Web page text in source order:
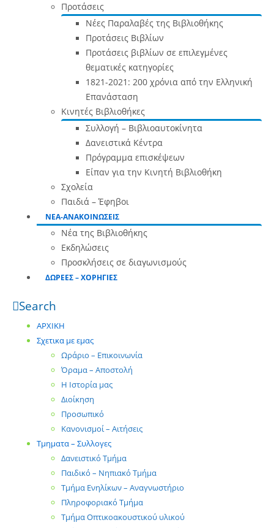
Προτάσεις
Νέες Παραλαβές της Βιβλιοθήκης
Προτάσεις Βιβλίων
Προτάσεις βιβλίων σε επιλεγμένες
θεματικές κατηγορίες
1821-2021: 200 χρόνια από την Ελληνική
Επανάσταση
Κινητές Βιβλιοθήκες
Συλλογή – Βιβλιοαυτοκίνητα
Δανειστικά Κέντρα
Πρόγραμμα επισκέψεων
Είπαν για την Κινητή Βιβλιοθήκη
Σχολεία
Παιδιά – Έφηβοι
ΝΕΑ-ΑΝΑΚΟΙΝΩΣΕΙΣ
Νέα της Βιβλιοθήκης
Εκδηλώσεις
Προσκλήσεις σε διαγωνισμούς
ΔΩΡΕΕΣ – ΧΟΡΗΓΙΕΣ
Search
ΑΡΧΙΚΗ
Σχετικα με εμας
Ωράριο – Επικοινωνία
Όραμα – Αποστολή
Η Ιστορία μας
Διοίκηση
Προσωπικό
Κανονισμοί – Αιτήσεις
Τμηματα – Συλλογες
Δανειστικό Τμήμα
Παιδικό – Νηπιακό Τμήμα
Τμήμα Ενηλίκων – Αναγνωστήριο
Πληροφοριακό Τμήμα
Τμήμα Οπτικοακουστικού υλικού